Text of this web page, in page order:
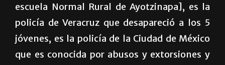
escuela Normal Rural de Ayotzinapa], es la
policía de Veracruz que desapareció a los 5
jóvenes, es la policía de la Ciudad de México
que es conocida por abusos y extorsiones y